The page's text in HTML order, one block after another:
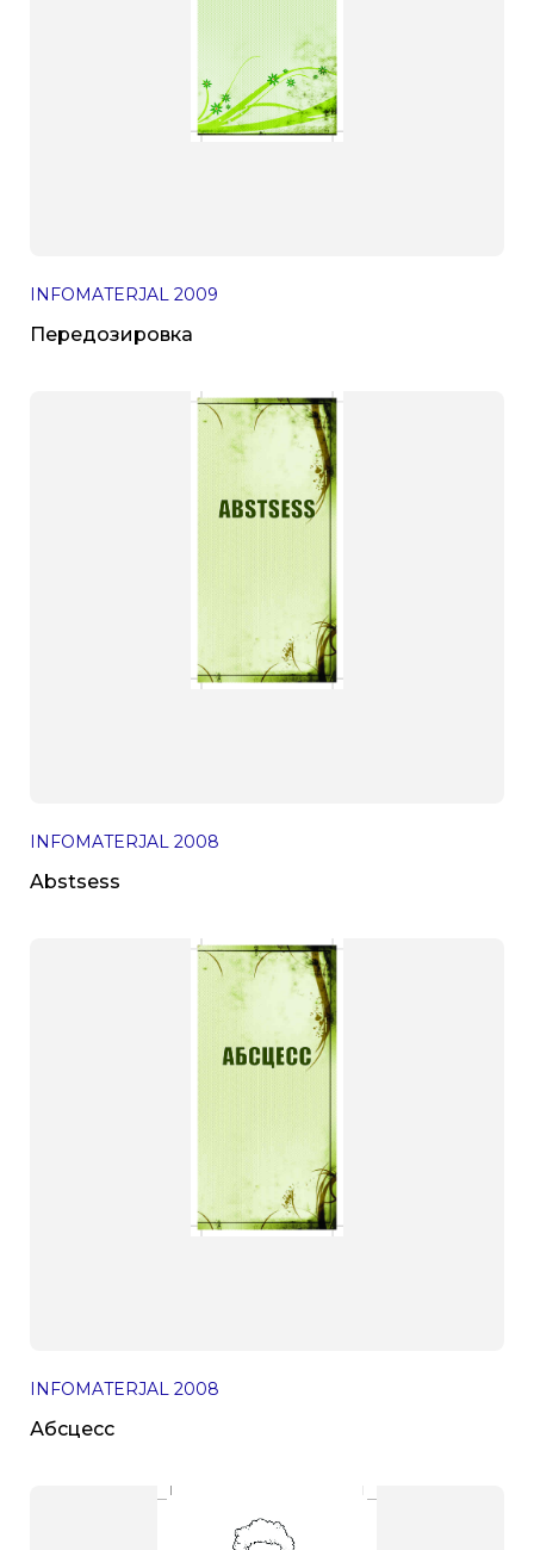
INFOMATERJAL 2009
Передозировка
INFOMATERJAL 2008
Abstsess
INFOMATERJAL 2008
Абсцесс